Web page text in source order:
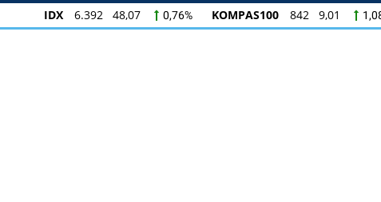
IDX 6.392 48,07 0,76% KOMPAS100 842 9,01
KOMPAS100 842 9,01 1,08% LQ45 638 7,40 1,17%